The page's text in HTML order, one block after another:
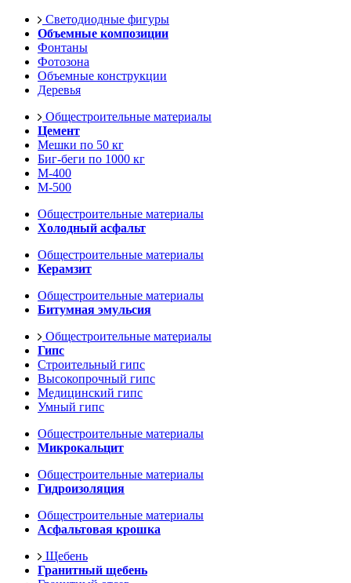
Светодиодные фигуры
Объемные композиции
Фонтаны
Фотозона
Объемные конструкции
Деревья
Общестроительные материалы
Цемент
Мешки по 50 кг
Биг-беги по 1000 кг
М-400
М-500
Общестроительные материалы
Холодный асфальт
Общестроительные материалы
Керамзит
Общестроительные материалы
Битумная эмульсия
Общестроительные материалы
Гипс
Строительный гипс
Высокопрочный гипс
Медицинский гипс
Умный гипс
Общестроительные материалы
Микрокальцит
Общестроительные материалы
Гидроизоляция
Общестроительные материалы
Асфальтовая крошка
Щебень
Гранитный щебень